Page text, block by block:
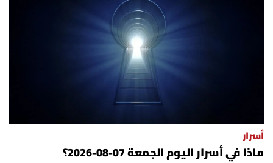
أسرار
ماذا في أسرار اليوم الجمعة 07-08-2026؟